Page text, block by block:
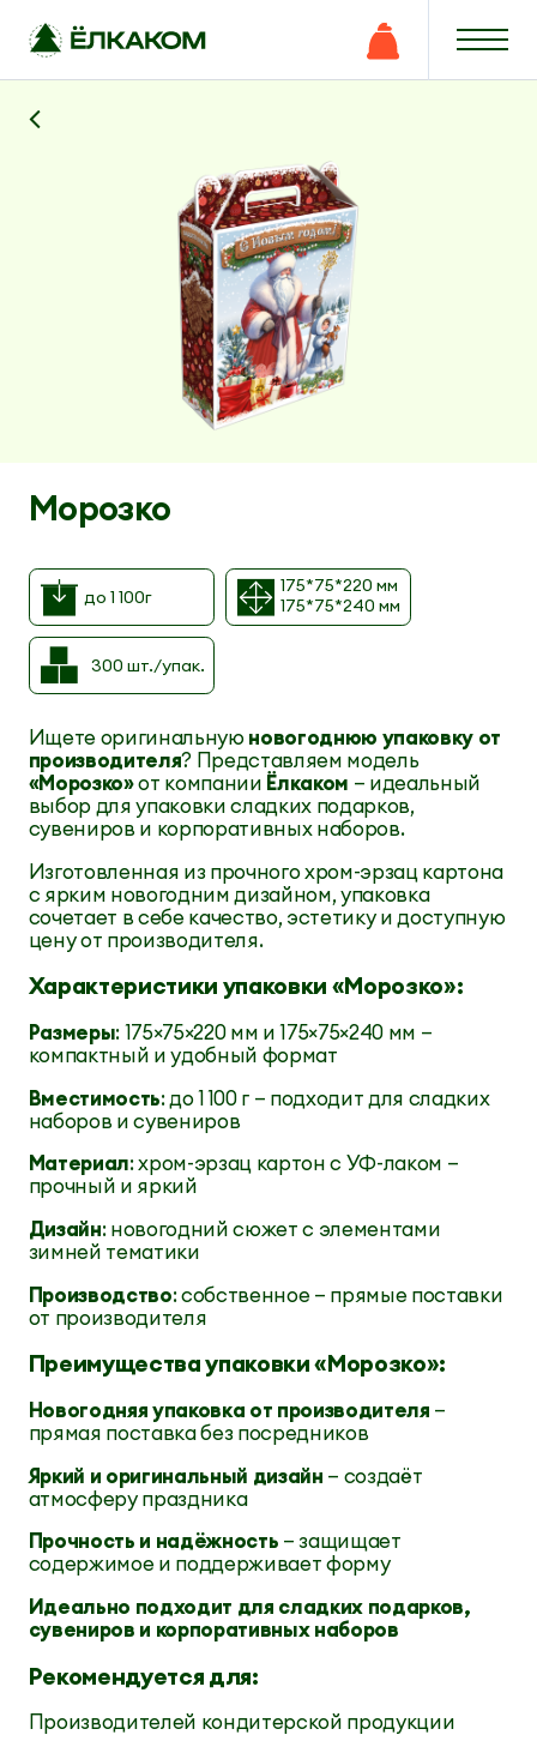
Морозко
до 1 100г
175*75*220 мм
175*75*240 мм
300 шт./упак.
Ищете оригинальнуюновогоднюю упаковку от
производителя? Представляем модель
«Морозко»от компании Ёлкаком — идеальный
выбор для упаковки сладких подарков,
сувениров и корпоративных наборов.
Изготовленная из прочного хром-эрзац картона
с ярким новогодним дизайном, упаковка
сочетает в себе качество, эстетику и доступную
цену от производителя.
Характеристики упаковки «Морозко»:
Размеры: 175×75×220 мм и 175×75×240 мм —
компактный и удобный формат
Вместимость: до 1 100 г — подходит для сладких
наборов и сувениров
Материал: хром-эрзац картон с УФ-лаком —
прочный и яркий
Дизайн: новогодний сюжет с элементами
зимней тематики
Производство: собственное — прямые поставки
от производителя
Преимущества упаковки «Морозко»:
Новогодняя упаковка от производителя —
прямая поставка без посредников
Яркий и оригинальный дизайн — создаёт
атмосферу праздника
Прочность и надёжность — защищает
содержимое и поддерживает форму
Идеально подходит для сладких подарков,
сувениров и корпоративных наборов
Рекомендуется для:
Производителей кондитерской продукции